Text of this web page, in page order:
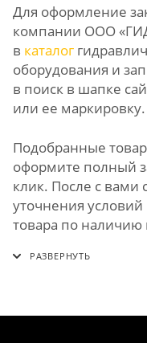
Для оформление
компании ООО
в каталог
оборудования и
в поиск в шапке
или ее маркировку.
Подобранные
оформите полный
клик. После с вами
уточнения
товара по наличию